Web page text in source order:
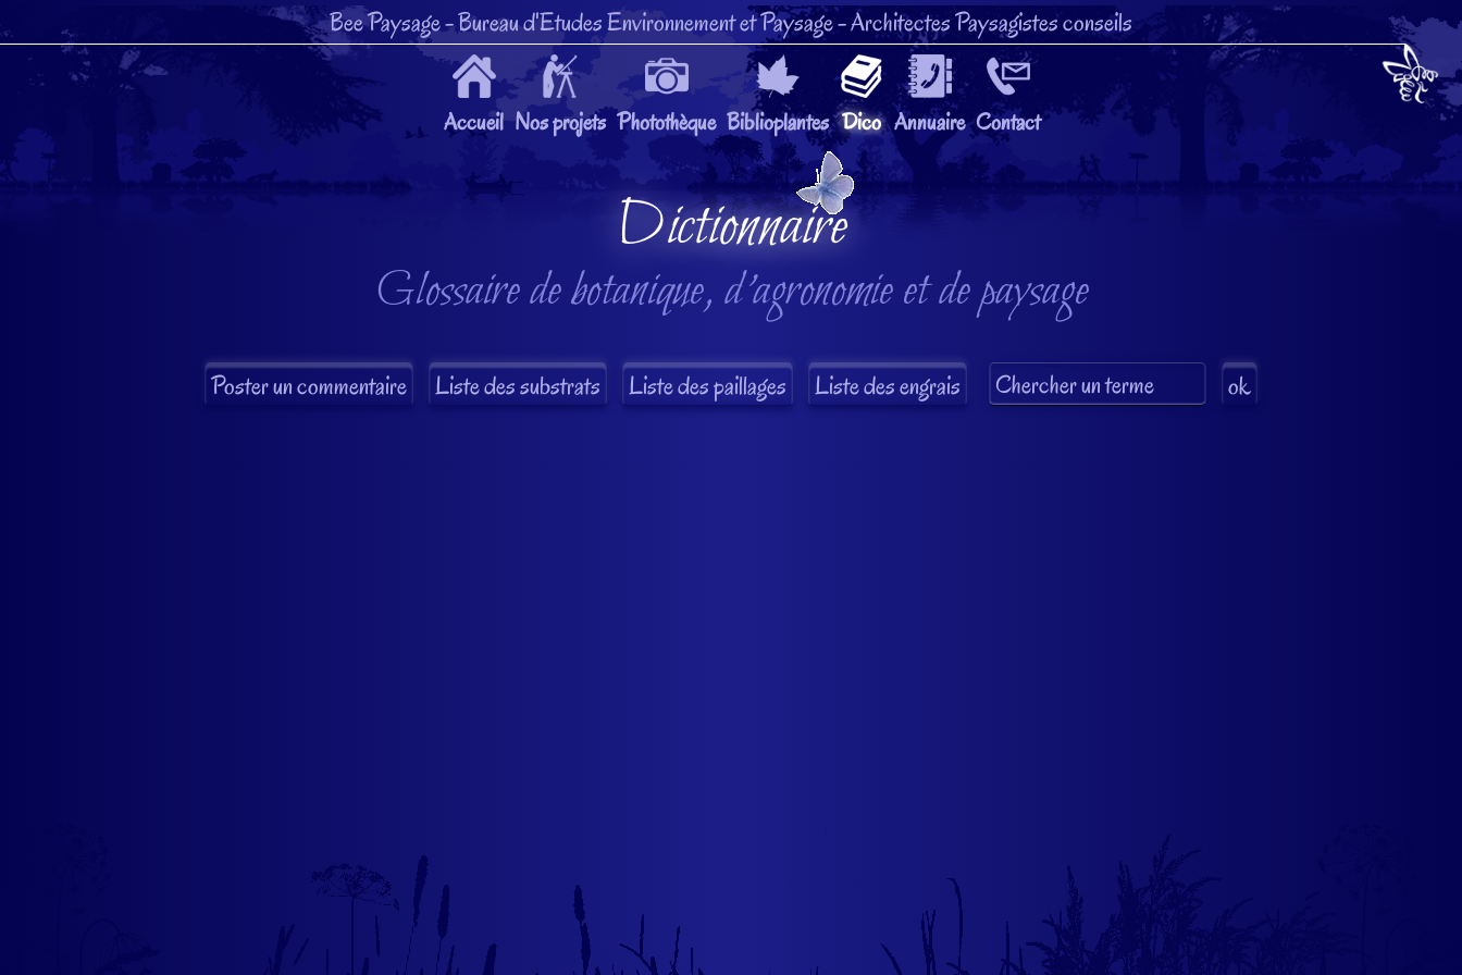
Bee Paysage- Bureau d'Etudes Environnement et Paysage- Architectes Paysagistes conseils
Accueil Nos projets Photothèque Biblioplantes Dico Annuaire Contact
Dictionnaire
Glossaire de botanique, d'agronomie et de paysage
Liste des substrats Liste des paillages Liste des engrais